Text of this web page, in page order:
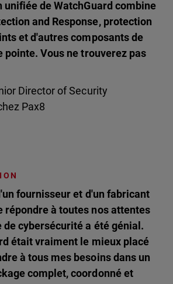
unifiée de WatchGuard combine
and Response, protection
et d'autres composants de
pointe. Vous ne trouverez pas
Director of Security
Pax8
fournisseur et d'un fabricant
répondre à toutes nos attentes
de cybersécurité a été génial.
était vraiment le mieux placé
à tous mes besoins dans un
complet, coordonné et